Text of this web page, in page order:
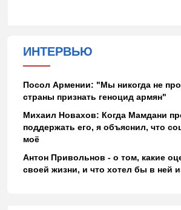
ИНТЕРВЬЮ
Посол Армении: "Мы никогда не
страны признать геноцид армян"
Михаил Новахов: Когда Мамдани
поддержать его, я объяснил, что
моё
Антон Привольнов - о том, какие
своей жизни, и что хотел бы в ней